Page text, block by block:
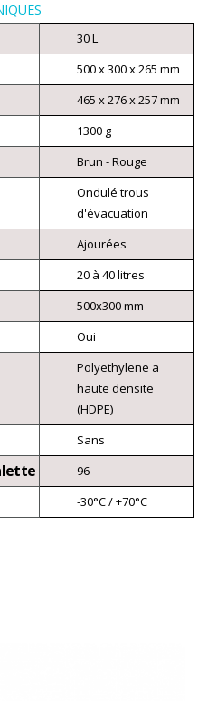
30 L
500 x 300 x 265 mm
465 x 276 x 257 mm
1300 g
Brun - Rouge
Ondulé trous
d'évacuation
Ajourées
20 à 40 litres
500x300 mm
Oui
Polyethylene a
haute densite
(HDPE)
Sans
96
-30°C / +70°C